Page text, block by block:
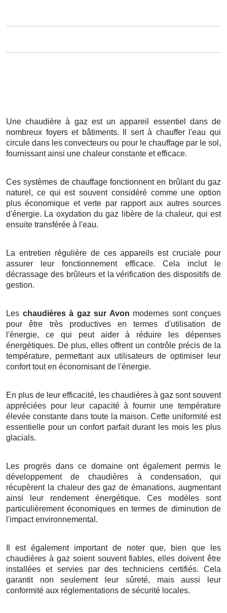
Une chaudière à gaz est un appareil essentiel dans de
nombreux foyers et bâtiments. Il sert à chauffer l'eau qui
circule dans les convecteurs ou pour le chauffage par le sol,
fournissant ainsi une chaleur constante et efficace.
Ces systèmes de chauffage fonctionnent en brûlant du gaz
naturel, ce qui est souvent considéré comme une option
plus économique et verte par rapport aux autres sources
d'énergie. La oxydation du gaz libère de la chaleur, qui est
ensuite transférée à l'eau.
La entretien régulière de ces appareils est cruciale pour
assurer leur fonctionnement efficace. Cela inclut le
décrassage des brûleurs et la vérification des dispositifs de
gestion.
Les chaudières à gaz sur Avon modernes sont conçues
pour être très productives en termes d'utilisation de
l'énergie, ce qui peut aider à réduire les dépenses
énergétiques. De plus, elles offrent un contrôle précis de la
température, permettant aux utilisateurs de optimiser leur
confort tout en économisant de l'énergie.
En plus de leur efficacité, les chaudières à gaz sont souvent
appréciées pour leur capacité à fournir une température
élevée constante dans toute la maison. Cette uniformité est
essentielle pour un confort parfait durant les mois les plus
glacials.
Les progrès dans ce domaine ont également permis le
développement de chaudières à condensation, qui
récupèrent la chaleur des gaz de émanations, augmentant
ainsi leur rendement énergétique. Ces modèles sont
particulièrement économiques en termes de diminution de
l'impact environnemental.
Il est également important de noter que, bien que les
chaudières à gaz soient souvent fiables, elles doivent être
installées et servies par des techniciens certifiés. Cela
garantit non seulement leur sûreté, mais aussi leur
conformité aux réglementations de sécurité locales.